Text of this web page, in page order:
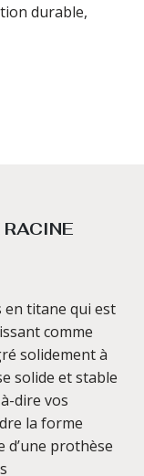
durable,
RACINE
en titane qui est
comme
solidement à
solide et stable
dire vos
la forme
d’une prothèse